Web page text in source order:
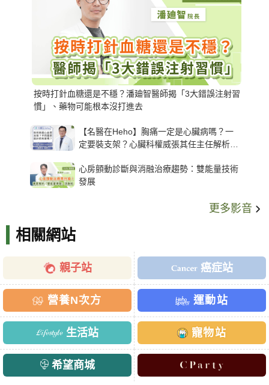
按時打針血糖還是不穩？潘廸智醫師揭「3大錯誤注射習
慣」、藥物可能根本沒打進去
【名醫在Heho】胸痛一定是心臟病嗎？一
定要裝支架？心臟科權威張其任主任解析支
心房顫動診斷與消融治療趨勢：雙能量技術
發展
更多影音
相關網站
親子站 癌症站
營養N次方 運動站
生活站 寵物站
希望商城